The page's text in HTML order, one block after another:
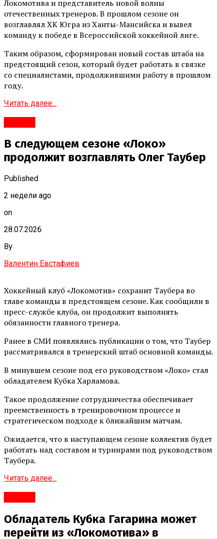
Локомотива и представитель новой волны
отечественных тренеров. В прошлом сезоне он
возглавлял ХК Югра из Ханты-Мансийска и вывел
команду к победе в Всероссийской хоккейной лиге.
Таким образом, сформирован новый состав штаба на
предстоящий сезон, который будет работать в связке
со специалистами, продолжившими работу в прошлом
году.
Читать далее...
В следующем сезоне «Локо»
продолжит возглавлять Олег Таубер
Published
2 недели ago
on
28.07.2026
By
Валентин Евстафиев
Хоккейный клуб «Локомотив» сохранит Таубера во
главе команды в предстоящем сезоне. Как сообщили в
пресс-службе клуба, он продолжит выполнять
обязанности главного тренера.
Ранее в СМИ появлялись публикации о том, что Таубер
рассматривался в тренерский штаб основной команды.
В минувшем сезоне под его руководством «Локо» стал
обладателем Кубка Харламова.
Такое продолжение сотрудничества обеспечивает
преемственность в тренировочном процессе и
стратегическом подходе к ближайшим матчам.
Ожидается, что в наступающем сезоне коллектив будет
работать над составом и турнирами под руководством
Таубера.
Читать далее...
Обладатель Кубка Гагарина может
перейти из «Локомотива» в